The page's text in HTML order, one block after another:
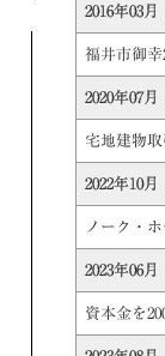
2016年03月
福井市御
2020年07月
宅地建物
2022年10月
ノーク・
2023年06月
資本金を